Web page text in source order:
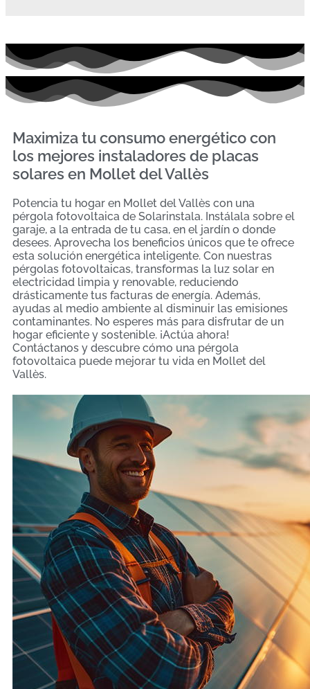
Maximiza tu consumo energético con
los mejores instaladores de placas
solares en Mollet del Vallès
Potencia tu hogar en Mollet del Vallès con una
pérgola fotovoltaica de Solarinstala. Instálala sobre el
garaje, a la entrada de tu casa, en el jardín o donde
desees. Aprovecha los beneficios únicos que te ofrece
esta solución energética inteligente. Con nuestras
pérgolas fotovoltaicas, transformas la luz solar en
electricidad limpia y renovable, reduciendo
drásticamente tus facturas de energía. Además,
ayudas al medio ambiente al disminuir las emisiones
contaminantes. No esperes más para disfrutar de un
hogar eficiente y sostenible. ¡Actúa ahora!
Contáctanos y descubre cómo una pérgola
fotovoltaica puede mejorar tu vida en Mollet del
Vallès.